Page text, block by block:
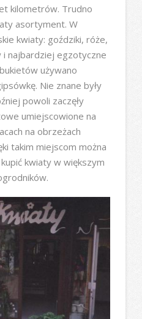
kilometrów. Trudno
asortyment. W
kwiaty: goździki, róże,
najbardziej egzotyczne
używano
Nie znane były
powoli zaczęły
umiejscowione na
na obrzeżach
takim miejscom można
kwiaty w większym